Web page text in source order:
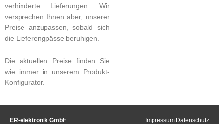
verhinderte Lieferungen. Wir
versprechen Ihnen aber, unserer
Preise anzupassen, sobald sich
die Lieferengpässe beruhigen.
Die aktuellen Preise finden Sie
wie immer in unserem Produkt-
Konfigurator.
ER-elektronik GmbH
Impressum Datenschutz